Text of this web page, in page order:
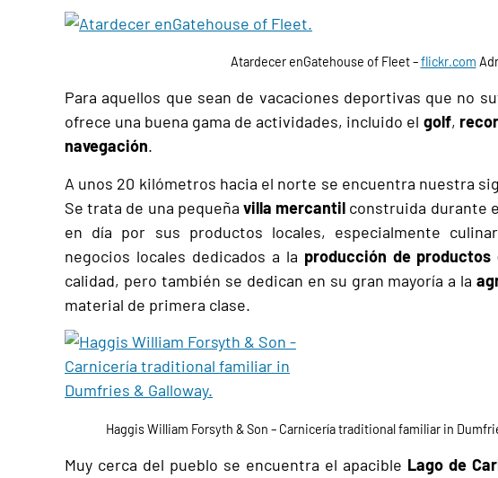
Atardecer enGatehouse of Fleet –flickr.com
Para aquellos que sean de vacaciones deportivas que no
ofrece una buena gama de actividades, incluido el golf,
navegación.
A unos 20 kilómetros hacia el norte se encuentra nuestra
Se trata de una pequeña villa mercantil construida durante
en día por sus productos locales, especialmente
negocios locales dedicados a la producción de productos
calidad, pero también se dedican en su gran mayoría a la
material de primera clase.
Haggis William Forsyth & Son – Carnicería traditional familiar in
Muy cerca del pueblo se encuentra el apacible Lago de